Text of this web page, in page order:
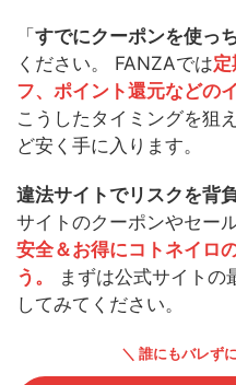
「 すでにクーポンを使っ
ください。 FANZAでは
フ、ポイント還元などの
こうしたタイミングを狙
ど安く手に入ります。
違法サイトでリスクを背
サイトのクーポンやセー
安全＆お得にコトネイロ
う。
まずは公式サイトの
してみてください。
＼ 誰にもバレず